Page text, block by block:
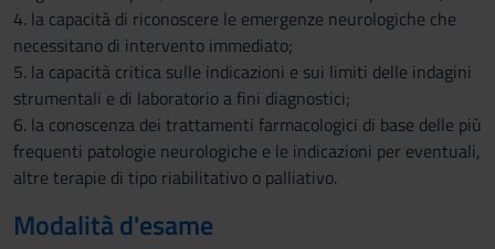
4. la capacità di riconoscere le emergenze neurologiche che
necessitano di intervento immediato;
5. la capacità critica sulle indicazioni e sui limiti delle indagini
strumentali e di laboratorio a fini diagnostici;
6. la conoscenza dei trattamenti farmacologici di base delle più
frequenti patologie neurologiche e le indicazioni per eventuali,
altre terapie di tipo riabilitativo o palliativo.
Modalità d'esame